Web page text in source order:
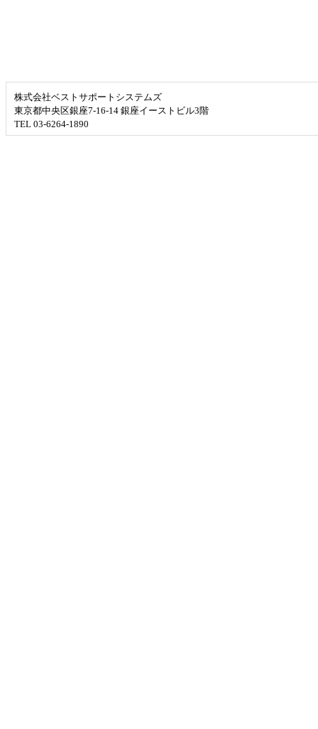
株式会社ベストサポートシステムズ
東京都中央区銀座7-16-14 銀座イーストビル3階
TEL 03-6264-1890